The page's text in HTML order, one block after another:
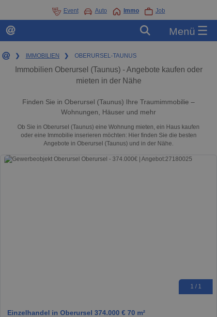
Event Auto Immo Job
Menü ☰
❯ IMMOBILIEN ❯ OBERURSEL-TAUNUS
Immobilien Oberursel (Taunus) - Angebote kaufen oder
mieten in der Nähe
Finden Sie in Oberursel (Taunus) Ihre Traumimmobilie –
Wohnungen, Häuser und mehr
Ob Sie in Oberursel (Taunus) eine Wohnung mieten, ein Haus kaufen
oder eine Immobilie inserieren möchten: Hier finden Sie die besten
Angebote in Oberursel (Taunus) und in der Nähe.
1 / 1
Einzelhandel in Oberursel 374.000 € 70 m²